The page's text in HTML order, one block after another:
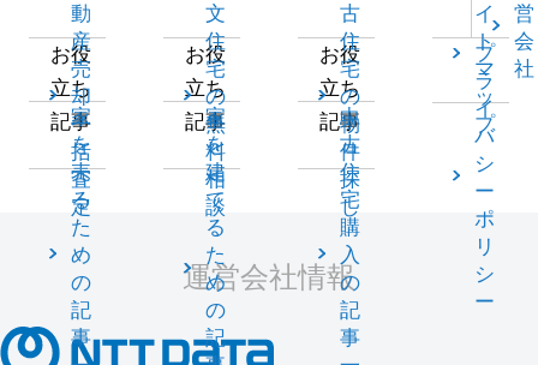
動
産
売
却
一
括
査
定
お役
立ち
記事
家
を
売
る
た
め
の
記
事
文
住
宅
の
無
料
相
談
お役
立ち
記事
家
を
建
て
る
た
め
の
記
古
住
宅
の
物
件
探
し
お役
立ち
記事
中
古
住
宅
購
入
の
記
事
イ
ト
マ
ッ
プ
営
会
社
プ
ラ
イ
バ
シ
ー
ポ
リ
シ
ー
運営会社情報